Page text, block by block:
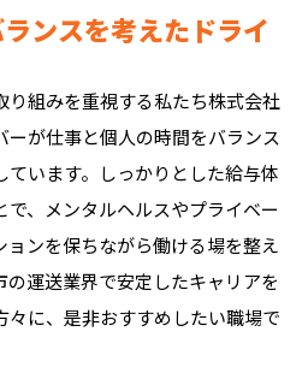
ンスを考えたドライ
り組みを重視する私たち株式会社
が仕事と個人の時間をバランス
ています。しっかりとした給与体
、メンタルヘルスやプライベー
ョンを保ちながら働ける場を整え
運送業界で安定したキャリアを
に、是非おすすめしたい職場で